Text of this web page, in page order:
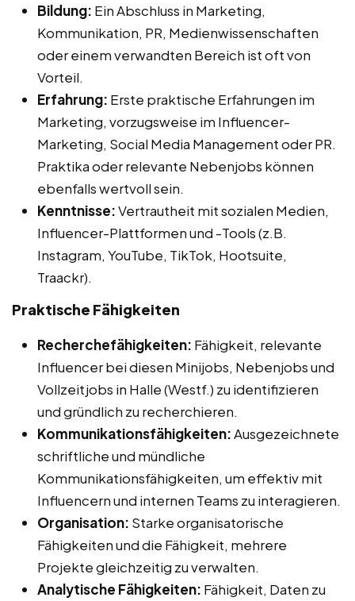
Bildung: Ein Abschluss in Marketing,
Kommunikation, PR, Medienwissenschaften
oder einem verwandten Bereich ist oft von
Vorteil.
Erfahrung: Erste praktische Erfahrungen im
Marketing, vorzugsweise im Influencer-
Marketing, Social Media Management oder PR.
Praktika oder relevante Nebenjobs können
ebenfalls wertvoll sein.
Kenntnisse:Vertrautheit mit sozialen Medien,
Influencer-Plattformen und -Tools (z.B.
Instagram, YouTube, TikTok, Hootsuite,
Traackr).
Praktische Fähigkeiten
Recherchefähigkeiten: Fähigkeit, relevante
Influencer bei diesen Minijobs, Nebenjobs und
Vollzeitjobs in Halle (Westf.) zu identifizieren
und gründlich zu recherchieren.
Kommunikationsfähigkeiten:Ausgezeichnete
schriftliche und mündliche
Kommunikationsfähigkeiten, um effektiv mit
Influencern und internen Teams zu interagieren.
Organisation: Starke organisatorische
Fähigkeiten und die Fähigkeit, mehrere
Projekte gleichzeitig zu verwalten.
Analytische Fähigkeiten: Fähigkeit, Daten zu